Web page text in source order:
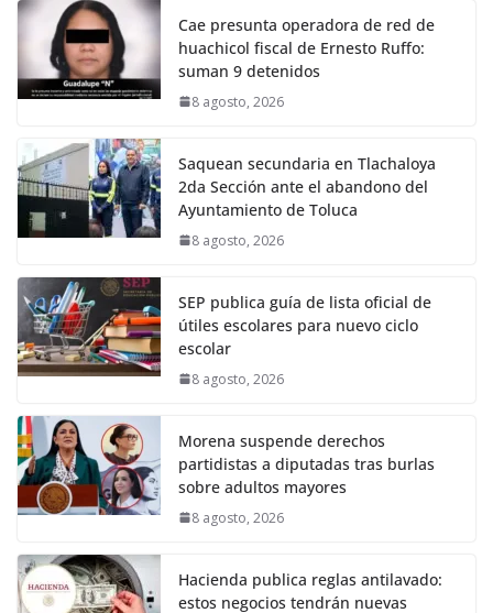
Cae presunta operadora de red de
huachicol fiscal de Ernesto Ruffo:
suman 9 detenidos
8 agosto, 2026
Saquean secundaria en Tlachaloya
2da Sección ante el abandono del
Ayuntamiento de Toluca
8 agosto, 2026
SEP publica guía de lista oficial de
útiles escolares para nuevo ciclo
escolar
8 agosto, 2026
Morena suspende derechos
partidistas a diputadas tras burlas
sobre adultos mayores
8 agosto, 2026
Hacienda publica reglas antilavado:
estos negocios tendrán nuevas